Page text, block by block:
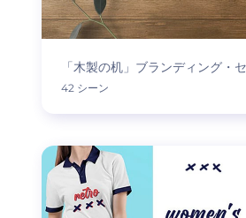
「木製の机」ブランディング・
42 シーン